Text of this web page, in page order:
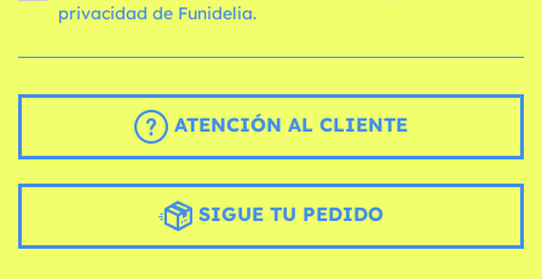
privacidad de Funidelia.
ATENCIÓN AL CLIENTE
SIGUE TU PEDIDO